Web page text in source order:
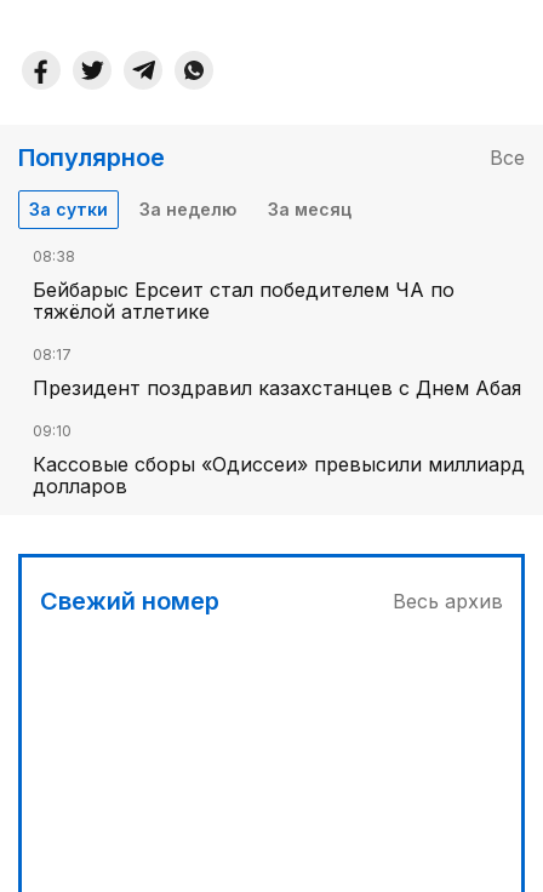
Популярное Все
За сутки За неделю За месяц
08:38
Бейбарыс Ерсеит стал победителем ЧА по
тяжёлой атлетике
08:17
Президент поздравил казахстанцев с Днем Абая
09:10
Кассовые сборы «Одиссеи» превысили миллиард
долларов
Свежий номер Весь архив